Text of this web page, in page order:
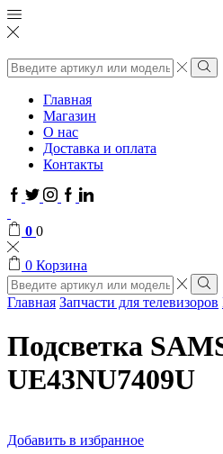
Поиск
ввода
Главная
Магазин
О нас
Доставка и оплата
Контакты
Facebook
TwitterInstagram
GoogleLinkedin
0 0
0 Корзина
Поиск
ввода
Главная Запчасти для телевизоров
Подсветка
UE43NU7409U
Добавить в избранное